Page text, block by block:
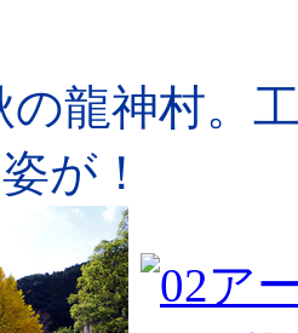
龍神村。
が！